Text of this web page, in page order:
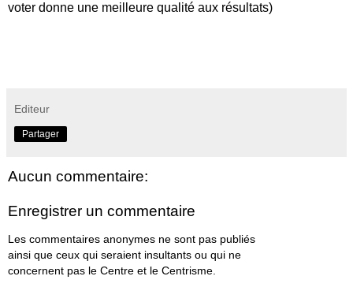
voter donne une meilleure qualité aux résultats)
Editeur
Partager
Aucun commentaire:
Enregistrer un commentaire
Les commentaires anonymes ne sont pas publiés
ainsi que ceux qui seraient insultants ou qui ne
concernent pas le Centre et le Centrisme.